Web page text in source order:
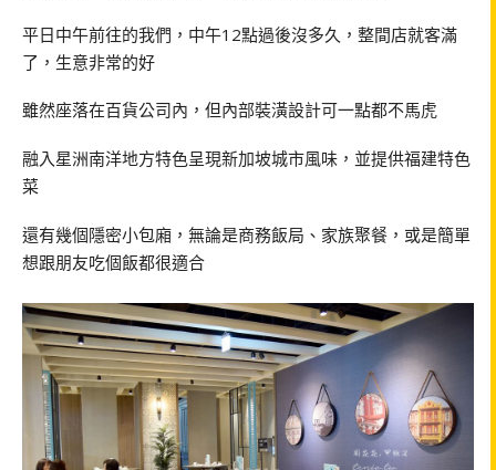
平日中午前往的我們，中午12點過後沒多久，整間店就客滿
了，生意非常的好
雖然座落在百貨公司內，但內部裝潢設計可一點都不馬虎
融入星洲南洋地方特色呈現新加坡城市風味，並提供福建特色
菜
還有幾個隱密小包廂，無論是商務飯局、家族聚餐，或是簡單
想跟朋友吃個飯都很適合